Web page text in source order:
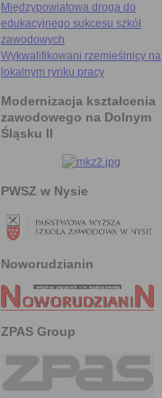
Międzypowiatowa droga do
edukacyjnego sukcesu szkół
zawodowych
Wykwalifikowani rzemieślnicy na
lokalnym rynku pracy
Modernizacja kształcenia
zawodowego na Dolnym
Śląsku II
PWSZ w Nysie
Noworudzianin
ZPAS Group